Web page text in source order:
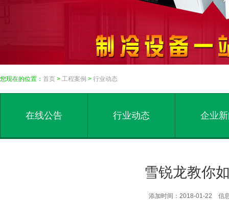
您现在的位置： 首页 > 工程案例 > 行业动态
在线公告 行业动态 企业
雪锐龙教你
添加时间：2018-01-22 信